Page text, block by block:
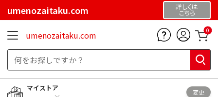
umenozaitaku.com 詳しくは
こちら
umenozaitaku.com 0
マイストア
変更